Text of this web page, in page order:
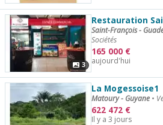
3
Restauration
Saint-François -
Sociétés
165 000 €
aujourd'hui
La Mogessoise1
Matoury - Guyane •
622 472 €
Il y a 3 jours